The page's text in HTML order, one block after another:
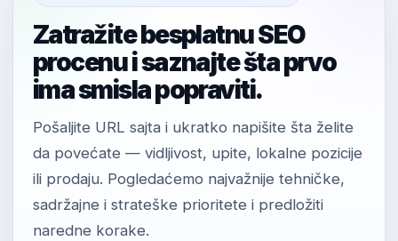
Zatražite besplatnu SEO
procenu i saznajte šta prvo
ima smisla popraviti.
Pošaljite URL sajta i ukratko napišite šta želite
da povećate — vidljivost, upite, lokalne pozicije
ili prodaju. Pogledaćemo najvažnije tehničke,
sadržajne i strateške prioritete i predložiti
naredne korake.